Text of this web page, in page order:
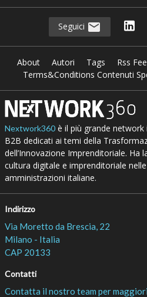
Seguici
About Autori Tags Rss
Terms&Conditions Contenuti
Nextwork360è il più grande network
B2B dedicati ai temi della
dell’Innovazione Imprenditoriale. Ha
cultura digitale e imprenditoriale
amministrazioni italiane.
Indirizzo
Via Moretto da Brescia, 22
Milano - Italia
CAP 20133
Contatti
Contatta il nostro team per